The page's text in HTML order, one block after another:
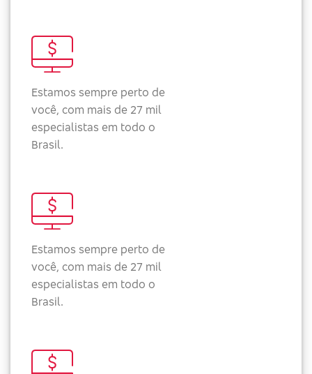
Estamos sempre perto de
você, com mais de 27 mil
especialistas em todo o
Brasil.
Estamos sempre perto de
você, com mais de 27 mil
especialistas em todo o
Brasil.